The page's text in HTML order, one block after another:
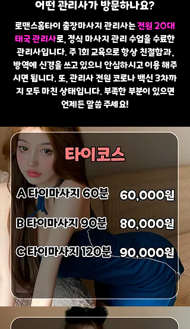
어떤 관리사가 방문하나요?
로맨스홈타이 출장마사지 관리사는전원 20대
태국 관리사로, 정식 마사지 관리 수업을 수료한
관리사입니다. 주 1회 교육으로 항상 친절함과,
방역에 신경을 쓰고 있으니 안심하시고 이용 해주
시면 됩니다. 또, 관리사 전원 코로나 백신 3차까
지 모두 마친 상태입니다. 부족한 부분이 있으면
언제든 말씀 주세요!